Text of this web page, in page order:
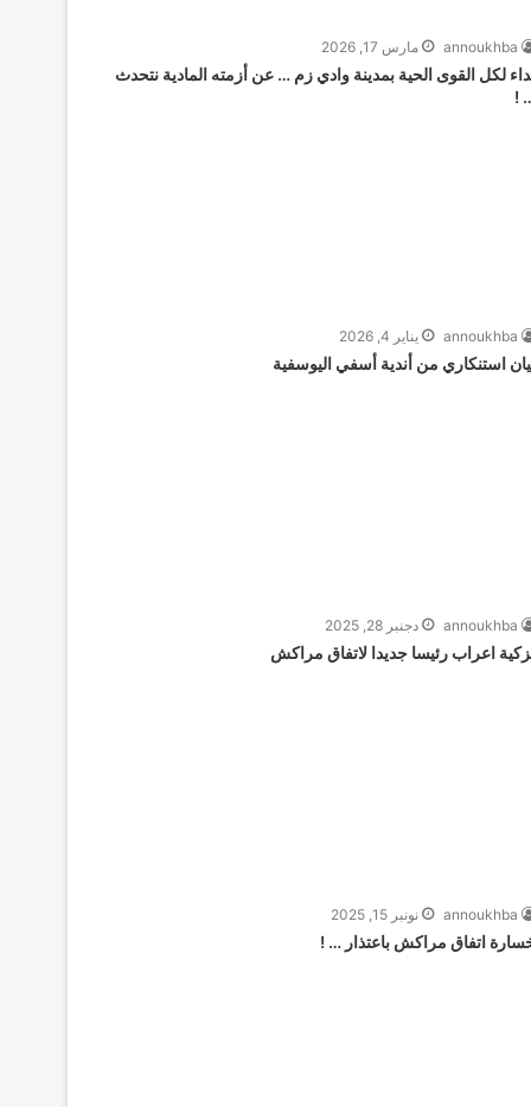
annoukhba مارس 17, 2026
لكل القوى الحية بمدينة وادي زم … عن أزمته المادية نتحدث
…
annoukhba يناير 4, 2026
استنكاري من أندية أسفي اليوسفية
annoukhba دجنبر 28, 2025
اعراب رئيسا جديدا لاتفاق مراكش
annoukhba نونبر 15, 2025
اتفاق مراكش باعتذار … !